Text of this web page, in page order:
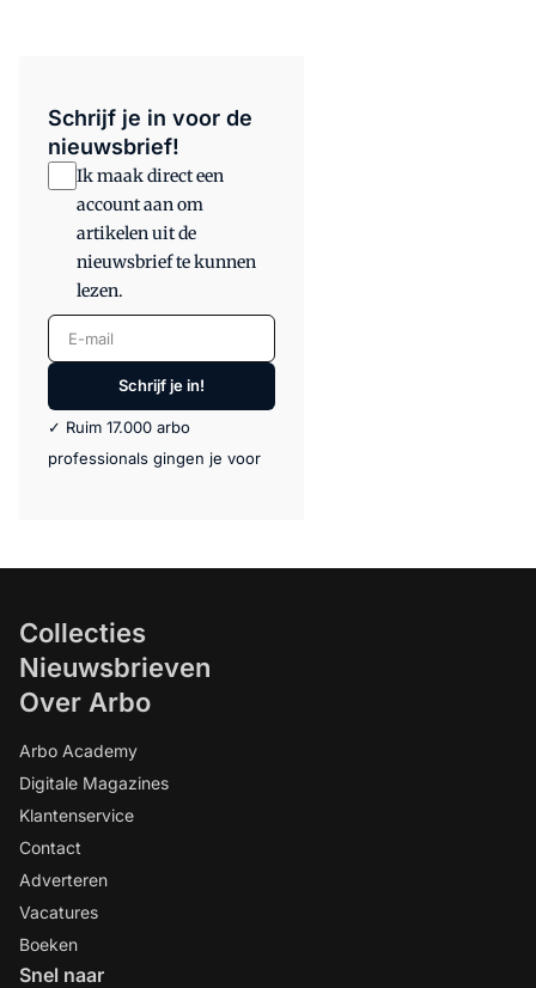
Schrijf je in voor de
nieuwsbrief!
Ik maak direct een
account aan om
artikelen uit de
nieuwsbrief te kunnen
lezen.
E-mail
Schrijf je in!
✓ Ruim 17.000 arbo
professionals gingen je voor
Collecties
Nieuwsbrieven
Over Arbo
Arbo Academy
Digitale Magazines
Klantenservice
Contact
Adverteren
Vacatures
Boeken
Snel naar